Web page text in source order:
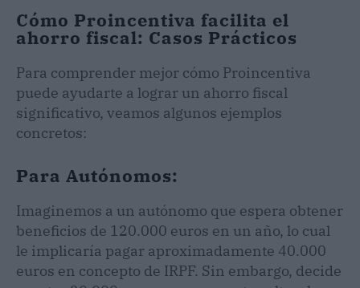
Cómo Proincentiva facilita el
ahorro fiscal: Casos Prácticos
Para comprender mejor cómo Proincentiva
puede ayudarte a lograr un ahorro fiscal
significativo, veamos algunos ejemplos
concretos:
Para Autónomos:
Imaginemos a un autónomo que espera obtener
beneficios de 120.000 euros en un año, lo cual
le implicaría pagar aproximadamente 40.000
euros en concepto de IRPF. Sin embargo, decide